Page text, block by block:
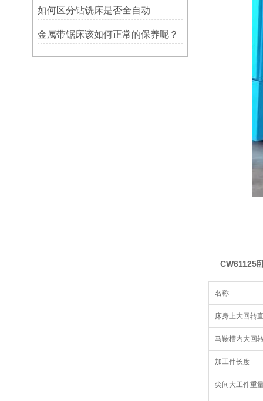
如何区分钻铣床是否全自动
金属带锯床该如何正常的保养呢？
CW61125
名称
床身上大回转
马鞍槽内大回
加工件长度
尖间大工件重